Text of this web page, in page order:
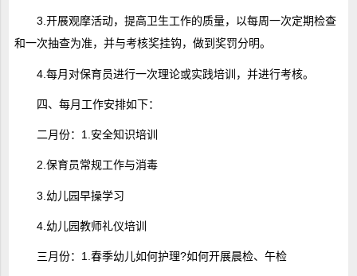
3.开展观摩活动，提高卫生工作的质量，以每周一次定期检查
和一次抽查为准，并与考核奖挂钩，做到奖罚分明。
4.每月对保育员进行一次理论或实践培训，并进行考核。
四、每月工作安排如下：
二月份：1.安全知识培训
2.保育员常规工作与消毒
3.幼儿园早操学习
4.幼儿园教师礼仪培训
三月份：1.春季幼儿如何护理?如何开展晨检、午检